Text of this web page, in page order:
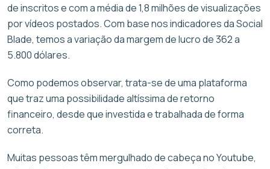
de inscritos e com a média de 1,8 milhões de visualizações
por vídeos postados. Com base nos indicadores da Social
Blade, temos a variação da margem de lucro de 362 a
5.800 dólares.
Como podemos observar, trata-se de uma plataforma
que traz uma possibilidade altíssima de retorno
financeiro, desde que investida e trabalhada de forma
correta.
Muitas pessoas têm mergulhado de cabeça no Youtube,